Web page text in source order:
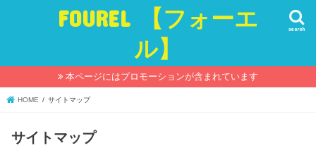
FOUREL 【フォーエ
ル】
search
本ページにはプロモーションが含まれています
HOME サイトマップ
サイトマップ